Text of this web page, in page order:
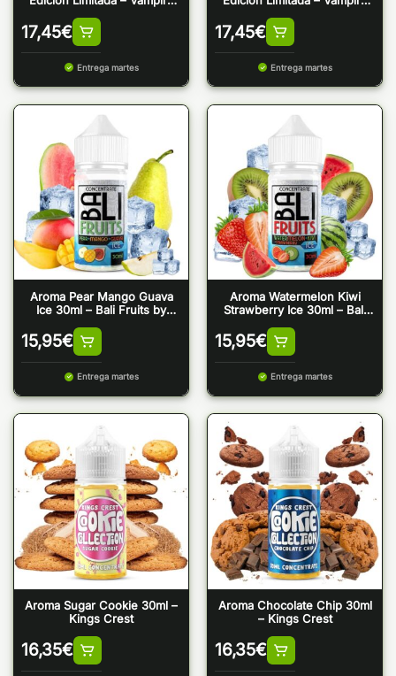
17,45€
Entrega martes
17,45€
Entrega martes
Aroma Pear Mango Guava
Ice 30ml – Bali Fruits by
15,95€
Entrega martes
Aroma Watermelon Kiwi
Strawberry Ice 30ml – Bali
15,95€
Entrega martes
Aroma Sugar Cookie 30ml –
Kings Crest
16,35€
Aroma Chocolate Chip 30ml
– Kings Crest
16,35€